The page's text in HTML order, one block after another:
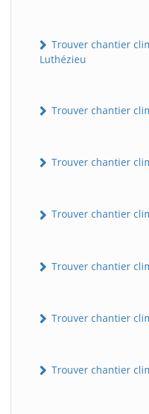
Trouver chantier
Luthézieu
Trouver chantier
Trouver chantier
Trouver chantier
Trouver chantier
Trouver chantier
Trouver chantier